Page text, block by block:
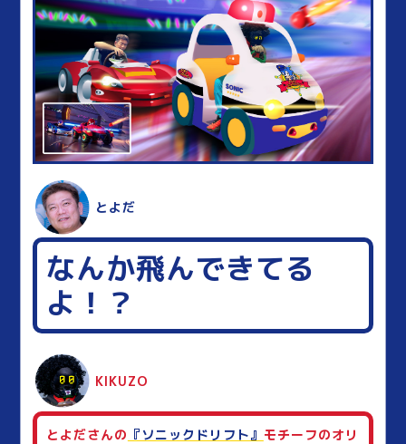
とよだ
なんか飛んできてる
よ！？
KIKUZO
とよださんの 『ソニックドリフト』 モチーフのオリ